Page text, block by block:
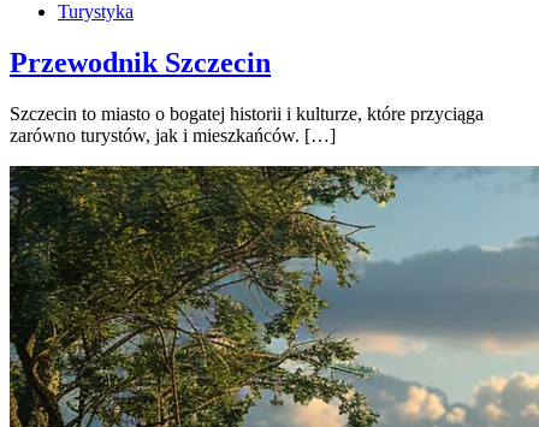
Turystyka
Przewodnik Szczecin
Szczecin to miasto o bogatej historii i kulturze, które przyciąga
zarówno turystów, jak i mieszkańców. […]